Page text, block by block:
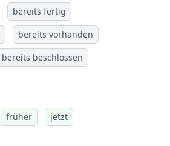
bereits fertig
bereits vorhanden
bereits beschlossen
früher jetzt